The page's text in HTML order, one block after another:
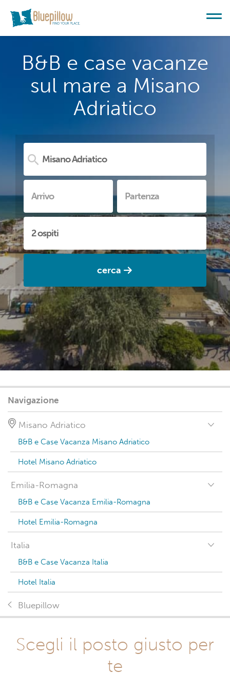
B&B e case vacanze
sul mare a Misano
Adriatico
cerca
Navigazione
Misano Adriatico
B&B e Case Vacanza Misano Adriatico
Hotel Misano Adriatico
Emilia-Romagna
B&B e Case Vacanza Emilia-Romagna
Hotel Emilia-Romagna
Italia
B&B e Case Vacanza Italia
Hotel Italia
Bluepillow
Scegli il posto giusto per
te